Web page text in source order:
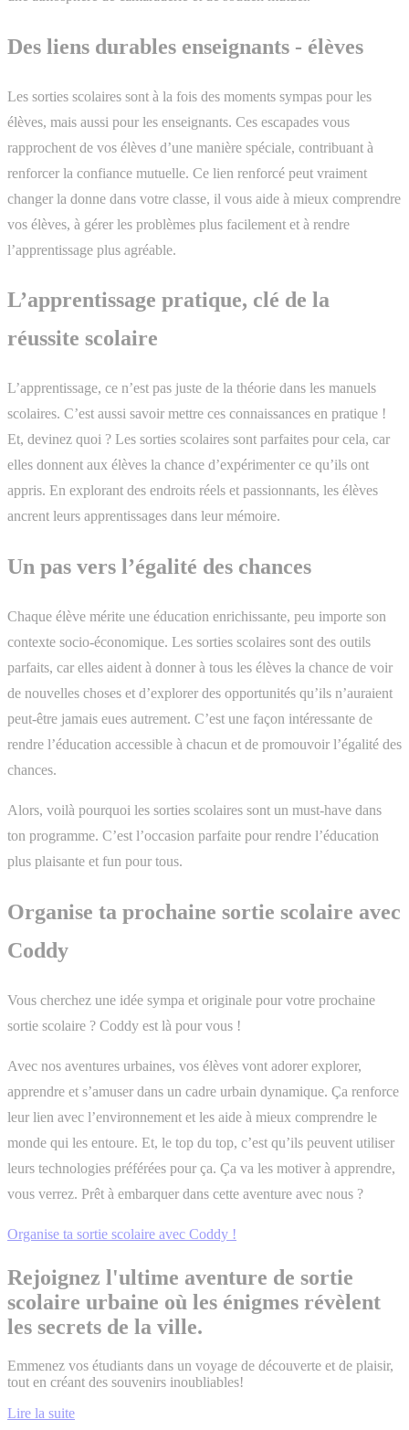
Des liens durables enseignants - élèves
Les sorties scolaires sont à la fois des moments sympas pour les
élèves, mais aussi pour les enseignants. Ces escapades vous
rapprochent de vos élèves d’une manière spéciale, contribuant à
renforcer la confiance mutuelle. Ce lien renforcé peut vraiment
changer la donne dans votre classe, il vous aide à mieux comprendre
vos élèves, à gérer les problèmes plus facilement et à rendre
l’apprentissage plus agréable.
L’apprentissage pratique, clé de la
réussite scolaire
L’apprentissage, ce n’est pas juste de la théorie dans les manuels
scolaires. C’est aussi savoir mettre ces connaissances en pratique !
Et, devinez quoi ? Les sorties scolaires sont parfaites pour cela, car
elles donnent aux élèves la chance d’expérimenter ce qu’ils ont
appris. En explorant des endroits réels et passionnants, les élèves
ancrent leurs apprentissages dans leur mémoire.
Un pas vers l’égalité des chances
Chaque élève mérite une éducation enrichissante, peu importe son
contexte socio-économique. Les sorties scolaires sont des outils
parfaits, car elles aident à donner à tous les élèves la chance de voir
de nouvelles choses et d’explorer des opportunités qu’ils n’auraient
peut-être jamais eues autrement. C’est une façon intéressante de
rendre l’éducation accessible à chacun et de promouvoir l’égalité des
chances.
Alors, voilà pourquoi les sorties scolaires sont un must-have dans
ton programme. C’est l’occasion parfaite pour rendre l’éducation
plus plaisante et fun pour tous.
Organise ta prochaine sortie scolaire avec
Coddy
Vous cherchez une idée sympa et originale pour votre prochaine
sortie scolaire ? Coddy est là pour vous !
Avec nos aventures urbaines, vos élèves vont adorer explorer,
apprendre et s’amuser dans un cadre urbain dynamique. Ça renforce
leur lien avec l’environnement et les aide à mieux comprendre le
monde qui les entoure. Et, le top du top, c’est qu’ils peuvent utiliser
leurs technologies préférées pour ça. Ça va les motiver à apprendre,
vous verrez. Prêt à embarquer dans cette aventure avec nous ?
Organise ta sortie scolaire avec Coddy !
Rejoignez l'ultime aventure de sortie
scolaire urbaine où les énigmes révèlent
les secrets de la ville.
Emmenez vos étudiants dans un voyage de découverte et de plaisir,
tout en créant des souvenirs inoubliables!
Lire la suite